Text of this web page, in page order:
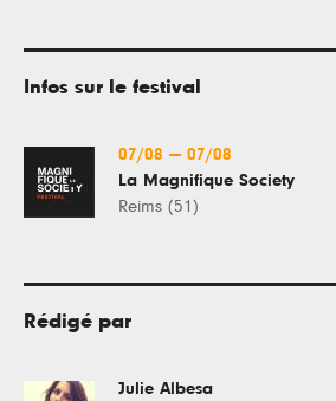
Infos sur le festival
07/08 — 07/08
La Magnifique Society
Reims (51)
Rédigé par
Julie Albesa